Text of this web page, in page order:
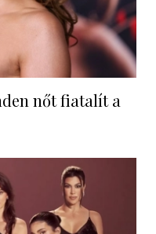
nőt fiatalít a